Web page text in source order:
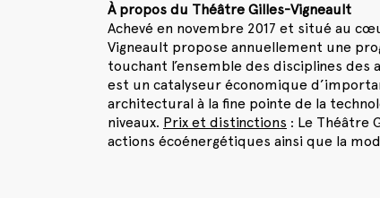
À propos du Théâtre Gilles-Vigneault
Achevé en novembre 2017 et situé au
Vigneault propose annuellement une
touchant l’ensemble des disciplines des
est un catalyseur économique
architectural à la fine pointe de la
niveaux. Prix et distinctions : Le Théâtre
actions écoénergétiques ainsi que la